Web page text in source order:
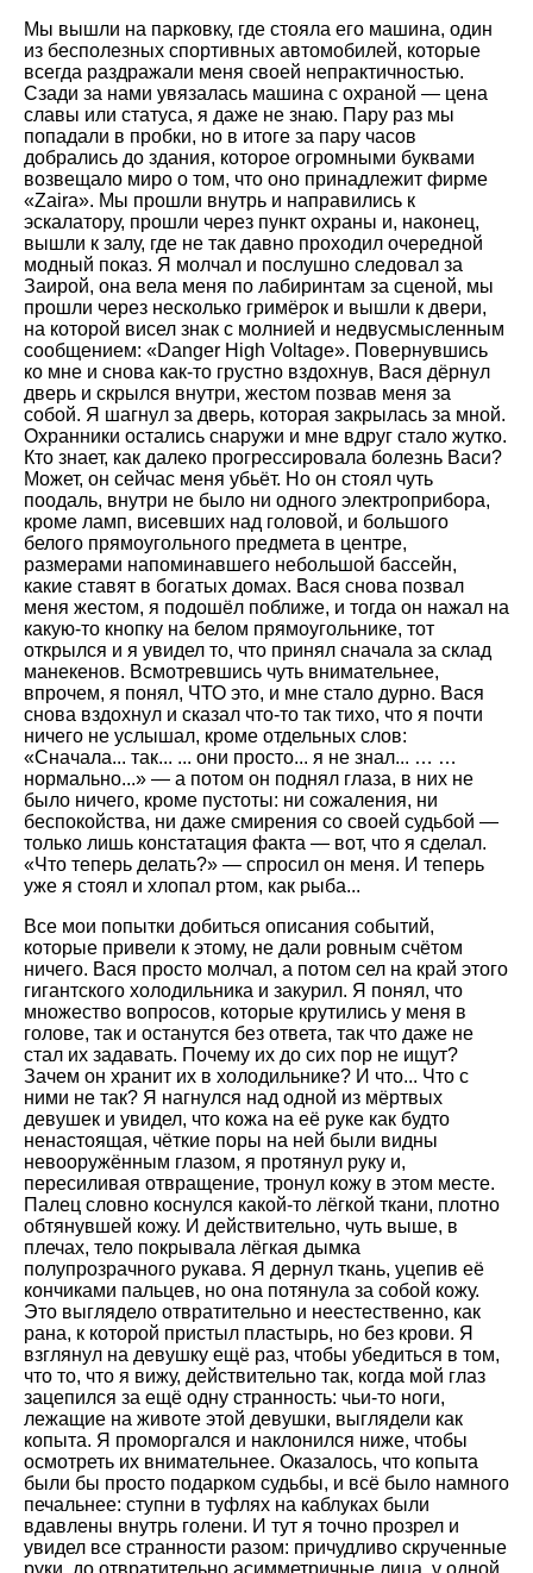
Мы вышли на парковку, где стояла его машина, один
из бесполезных спортивных автомобилей, которые
всегда раздражали меня своей непрактичностью.
Сзади за нами увязалась машина с охраной — цена
славы или статуса, я даже не знаю. Пару раз мы
попадали в пробки, но в итоге за пару часов
добрались до здания, которое огромными буквами
возвещало миро о том, что оно принадлежит фирме
«Zaira». Мы прошли внутрь и направились к
эскалатору, прошли через пункт охраны и, наконец,
вышли к залу, где не так давно проходил очередной
модный показ. Я молчал и послушно следовал за
Заирой, она вела меня по лабиринтам за сценой, мы
прошли через несколько гримёрок и вышли к двери,
на которой висел знак с молнией и недвусмысленным
сообщением: «Danger High Voltage». Повернувшись
ко мне и снова как-то грустно вздохнув, Вася дёрнул
дверь и скрылся внутри, жестом позвав меня за
собой. Я шагнул за дверь, которая закрылась за мной.
Охранники остались снаружи и мне вдруг стало жутко.
Кто знает, как далеко прогрессировала болезнь Васи?
Может, он сейчас меня убьёт. Но он стоял чуть
поодаль, внутри не было ни одного электроприбора,
кроме ламп, висевших над головой, и большого
белого прямоугольного предмета в центре,
размерами напоминавшего небольшой бассейн,
какие ставят в богатых домах. Вася снова позвал
меня жестом, я подошёл поближе, и тогда он нажал на
какую-то кнопку на белом прямоугольнике, тот
открылся и я увидел то, что принял сначала за склад
манекенов. Всмотревшись чуть внимательнее,
впрочем, я понял, ЧТО это, и мне стало дурно. Вася
снова вздохнул и сказал что-то так тихо, что я почти
ничего не услышал, кроме отдельных слов:
«Сначала... так... ... они просто... я не знал... … …
нормально...» — а потом он поднял глаза, в них не
было ничего, кроме пустоты: ни сожаления, ни
беспокойства, ни даже смирения со своей судьбой —
только лишь констатация факта — вот, что я сделал.
«Что теперь делать?» — спросил он меня. И теперь
уже я стоял и хлопал ртом, как рыба...
Все мои попытки добиться описания событий,
которые привели к этому, не дали ровным счётом
ничего. Вася просто молчал, а потом сел на край этого
гигантского холодильника и закурил. Я понял, что
множество вопросов, которые крутились у меня в
голове, так и останутся без ответа, так что даже не
стал их задавать. Почему их до сих пор не ищут?
Зачем он хранит их в холодильнике? И что... Что с
ними не так? Я нагнулся над одной из мёртвых
девушек и увидел, что кожа на её руке как будто
ненастоящая, чёткие поры на ней были видны
невооружённым глазом, я протянул руку и,
пересиливая отвращение, тронул кожу в этом месте.
Палец словно коснулся какой-то лёгкой ткани, плотно
обтянувшей кожу. И действительно, чуть выше, в
плечах, тело покрывала лёгкая дымка
полупрозрачного рукава. Я дернул ткань, уцепив её
кончиками пальцев, но она потянула за собой кожу.
Это выглядело отвратительно и неестественно, как
рана, к которой пристыл пластырь, но без крови. Я
взглянул на девушку ещё раз, чтобы убедиться в том,
что то, что я вижу, действительно так, когда мой глаз
зацепился за ещё одну странность: чьи-то ноги,
лежащие на животе этой девушки, выглядели как
копыта. Я проморгался и наклонился ниже, чтобы
осмотреть их внимательнее. Оказалось, что копыта
были бы просто подарком судьбы, и всё было намного
печальнее: ступни в туфлях на каблуках были
вдавлены внутрь голени. И тут я точно прозрел и
увидел все странности разом: причудливо скрученные
руки, до отвратительно асимметричные лица, у одной